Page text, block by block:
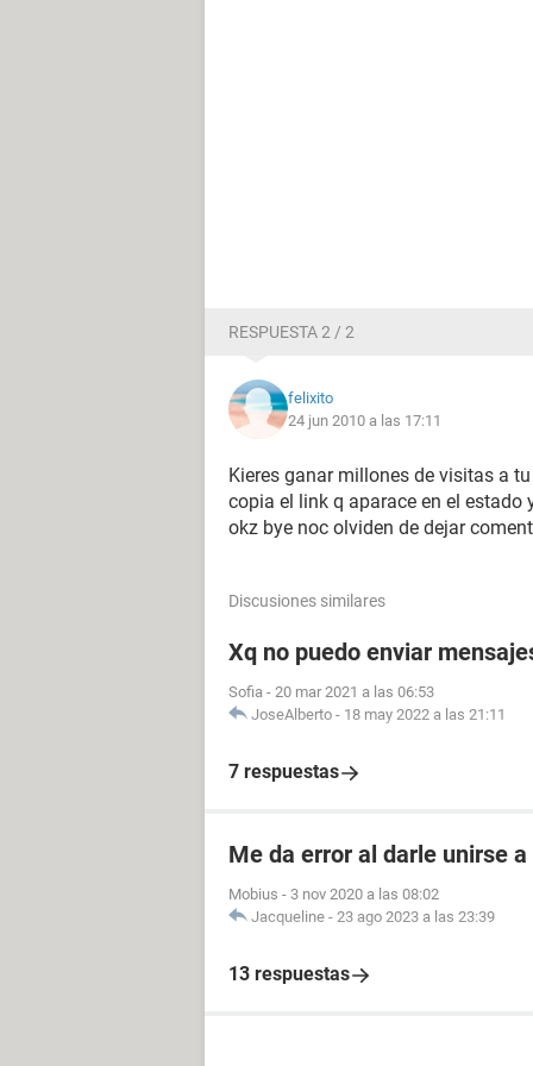
RESPUESTA 2 / 2
felixito
24 jun 2010 a las 17:11
Kieres ganar millones de visitas a
copia el link q aparace en el estado
okz bye noc olviden de dejar
Discusiones similares
Xq no puedo enviar
Sofia - 20 mar 2021 a las 06:53
JoseAlberto - 18 may 2022 a las 21:11
7 respuestas
Me da error al darle unirse
Mobius - 3 nov 2020 a las 08:02
Jacqueline - 23 ago 2023 a las 23:39
13 respuestas